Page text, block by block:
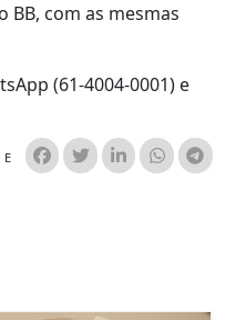
com as mesmas
(61-4004-0001) e